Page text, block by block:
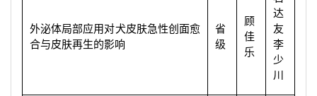
外泌体局部应用对犬皮肤急性创面愈
合与皮肤再生的影响
省
级
顾
佳
乐
达
友
李
少
川